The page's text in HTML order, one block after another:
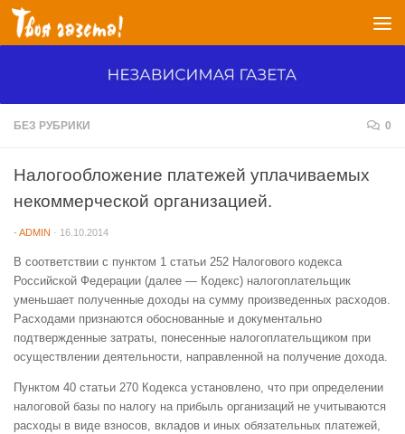
Перейти к содержимому
БЕЗ РУБРИКИ 0
Налогообложение платежей уплачиваемых
некоммерческой организацией.
- ADMIN · 16.10.2014
В соответствии с пунктом 1 статьи 252 Налогового кодекса
Российской Федерации (далее — Кодекс) налогоплательщик
уменьшает полученные доходы на сумму произведенных расходов.
Расходами признаются обоснованные и документально
подтвержденные затраты, понесенные налогоплательщиком при
осуществлении деятельности, направленной на получение дохода.
Пунктом 40 статьи 270 Кодекса установлено, что при определении
налоговой базы по налогу на прибыль организаций не учитываются
расходы в виде взносов, вкладов и иных обязательных платежей,